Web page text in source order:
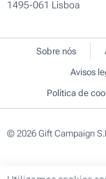
1495-061 Lisboa
Sobre nós
Avisos
Política de
© 2026 Gift Campaign